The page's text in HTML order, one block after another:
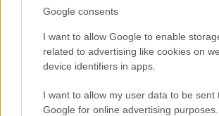
Google consents
I want to allow Google to enable
related to advertising like cookies on
device identifiers in apps.
I want to allow my user data to be sent
Google for online advertising purposes.
BBerni86•2024. május 12.
Fülszöveg: Carradoon az árnyak és
városa. A város sötét utcáin
Éjmaszkok, akiket a kis termetű,
Szellem irányít. A veszélyes
Cadderly a szörnyűséges káosz